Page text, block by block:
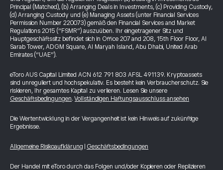
Principal (Matched), (b) Arranging Deals in Investments, (c) Providing Custody,
(d) Arranging Custody und (e) Managing Assets (unter Financial Services
Permission Number 220073) gemäß den Financial Services and Market
Regulations 2015 (“FSMR”) auszuüben. Ihr eingetragener Sitz und
Hauptgeschäftssitz befindet sich in Office 207 and 208, 15th Floor Floor, Al
Sarab Tower, ADGM Square, Al Maryah Island, Abu Dhabi, United Arab
Emirates (“UAE”).
eToro AUS Capital Limited ACN 612 791 803 AFSL 491139. Kryptoassets
sind unreguliert und hochspekulativ. Es besteht kein Verbraucherschutz. Sie
riskieren, Ihr gesamtes Kapital zu verlieren. Lesen Sie unsere
Geschäftsbedingungen.Vollständigen Haftungsausschluss ansehen
Die Wertentwicklung in der Vergangenheit ist kein Hinweis auf zukünftige
Ergebnisse.
Allgemeine Risikoaufklärung Geschäftsbedingungen
Der Handel mit eToro durch das Folgen und/oder Kopieren oder Replizieren